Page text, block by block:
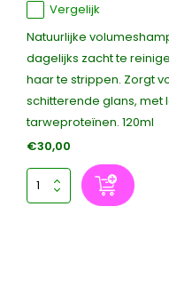
Vergelijk
Natuurlijke
dagelijks zacht te
haar te strippen. Zorgt
schitterende glans, met
tarweproteïnen. 120ml
€30,00